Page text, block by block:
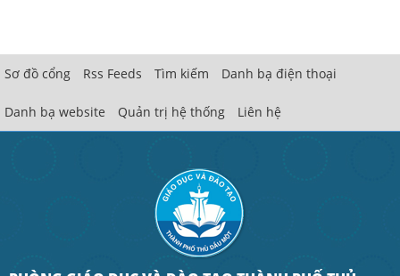
Sơ đồ cổng Rss Feeds Tìm kiếm Danh bạ điện thoại
Danh bạ website Quản trị hệ thống Liên hệ